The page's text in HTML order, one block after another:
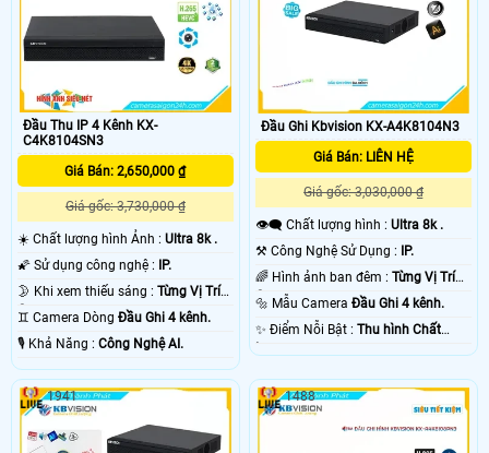
Đầu Thu IP 4 Kênh KX-
C4K8104SN3
Giá Bán: 2,650,000 ₫
Giá gốc: 3,730,000 ₫
☀️ Chất lượng hình Ảnh : Ultra 8k .
🌠 Sử dụng công nghệ :
IP.
🌛 Khi xem thiếu sáng : Từng Vị Trí
Camera .
♊ Camera Dòng Đầu Ghi 4 kênh.
️🎙 Khả Năng : Công Nghệ AI.
Đầu Ghi Kbvision KX-A4K8104N3
Giá Bán: LIÊN HỆ
Giá gốc: 3,030,000 ₫
👁️‍🗨 Chất lượng hình :Ultra 8k .
⚒ Công Nghệ Sử Dụng :
IP.
🌈 Hình ảnh ban đêm :Từng Vị Trí
Camera .
🔩 Mẫu CameraĐầu Ghi 4 kênh.
️✨ Điểm Nỗi Bật :Thu hình Chất
1941 1488